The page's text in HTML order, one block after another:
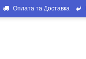
Оплата та Доставка